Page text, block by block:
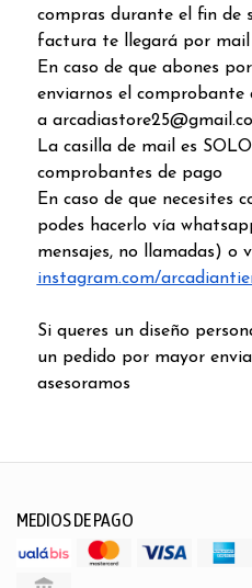
compras durante el fin de
factura te llegará por mail
En caso de que abones
enviarnos el comprobante
a
La casilla de mail es
comprobantes de pago
En caso de que necesites
podes hacerlo vía
mensajes, no llamadas) o
instagram.com/
Si queres un diseño
un pedido por mayor
asesoramos
MEDIOS DE PAGO